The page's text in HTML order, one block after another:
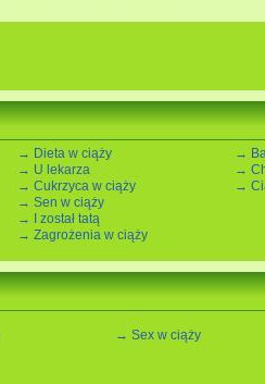
→ Dieta w ciąży
→ U lekarza
→ Cukrzyca w ciąży
→ Sen w ciąży
→ I został tatą
→ Zagrożenia w ciąży
→
→
→
→ Sex w ciąży